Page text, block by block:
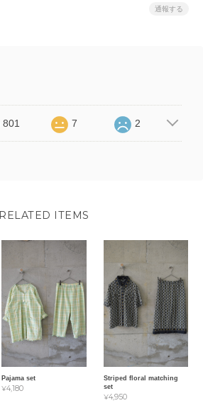
通報する
801 7 2
RELATED ITEMS
Pajama set
¥4,180
Striped floral matching
set
¥4,950